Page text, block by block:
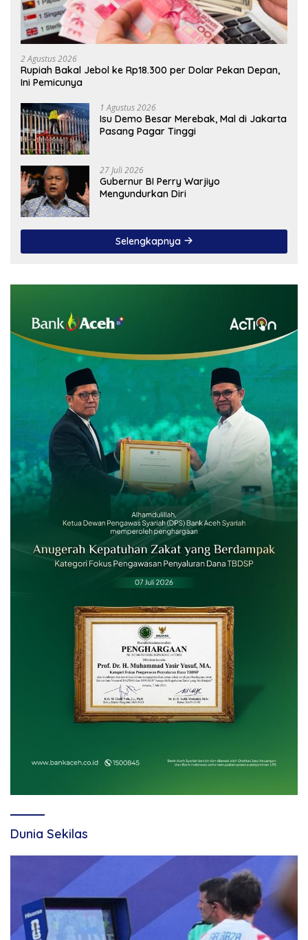
2 Agustus 2026
Rupiah Bakal Jebol ke Rp18.300 per Dolar Pekan Depan,
Ini Pemicunya
1 Agustus 2026
Isu Demo Besar Merebak, Mal di Jakarta
Pasang Pagar Tinggi
27 Juli 2026
Gubernur BI Perry Warjiyo
Mengundurkan Diri
Selengkapnya
Dunia Sekilas